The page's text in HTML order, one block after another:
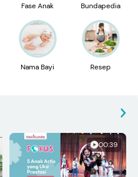
Fase Anak Bundapedia
Nama Bayi Resep
00:39